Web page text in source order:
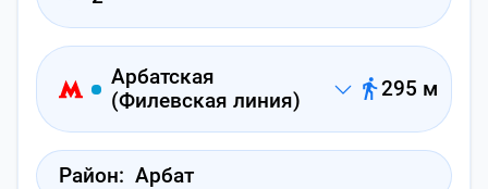
Арбатская
(Филевская линия)
295 м
Район: Арбат